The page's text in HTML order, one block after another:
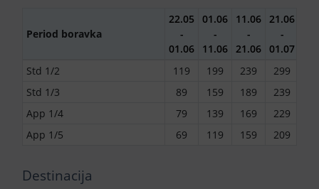
Period boravka
22.05
-
01.06
01.06
-
11.06
11.06
-
21.06
21.06
-
01.07
Std 1/2
119 199 239 299
Std 1/3
89 159 189 239
App 1/4
79 139 169 229
App 1/5
69 119 159 209
Destinacija